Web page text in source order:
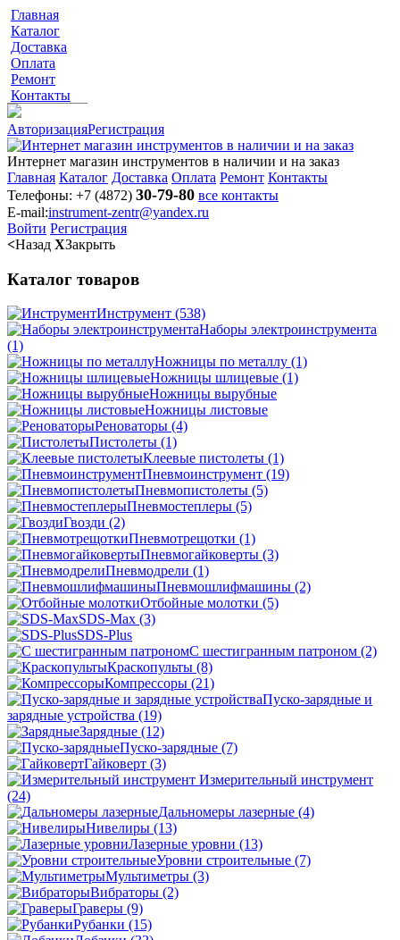
Главная
Каталог
Доставка
Оплата
Ремонт
Контакты
АвторизацияРегистрация
Интернет магазин инструментов в наличии и на заказ
Главная Каталог Доставка Оплата Ремонт Контакты
Телефоны: +7 (4872) 30-79-80 все контакты
E-mail:instrument-zentr@yandex.ru
Войти Регистрация
<Назад XЗакрыть
Каталог товаров
Инструмент (538)
Наборы электроинструмента
(1)
Ножницы по металлу (1)
Ножницы шлицевые (1)
Ножницы вырубные
Ножницы листовые
Реноваторы (4)
Пистолеты (1)
Клеевые пистолеты (1)
Пневмоинструмент (19)
Пневмопистолеты (5)
Пневмостеплеры (5)
Гвозди (2)
Пневмотрещотки (1)
Пневмогайковерты (3)
Пневмодрели (1)
Пневмошлифмашины (2)
Отбойные молотки (5)
SDS-Max (3)
SDS-Plus
C шестигранным патроном (2)
Краскопульты (8)
Компрессоры (21)
Пуско-зарядные и
зарядные устройства (19)
Зарядные (12)
Пуско-зарядные (7)
Гайковерт (3)
Измерительный инструмент
(24)
Дальномеры лазерные (4)
Нивелиры (13)
Лазерные уровни (13)
Уровни строительные (7)
Мультиметры (3)
Вибраторы (2)
Граверы (9)
Рубанки (15)